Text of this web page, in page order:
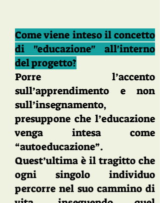
Come viene inteso il concetto
di "educazione" all'interno
del progetto?
Porre l’accento
sull’apprendimento e non
sull’insegnamento,
presuppone che l’educazione
venga intesa come
“autoeducazione”.
Quest’ultima è il tragitto che
ogni singolo individuo
percorre nel suo cammino di